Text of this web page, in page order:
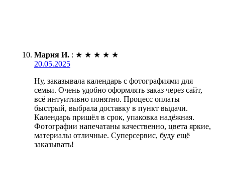
Мария И. : ★ ★ ★ ★ ★
20.05.2025
Ну, заказывала календарь с фотографиями для
семьи. Очень удобно оформлять заказ через сайт,
всё интуитивно понятно. Процесс оплаты
быстрый, выбрала доставку в пункт выдачи.
Календарь пришёл в срок, упаковка надёжная.
Фотографии напечатаны качественно, цвета яркие,
материалы отличные. Суперсервис, буду ещё
заказывать!